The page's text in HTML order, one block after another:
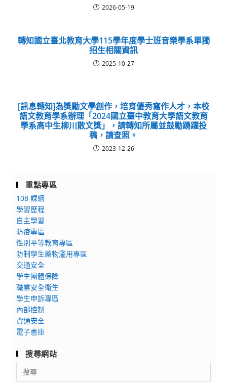
2026-05-19
轉知國立臺北教育大學115學年度學士班音樂學系單獨
招生相關資訊
2025-10-27
[訊息轉知]為獎勵文學創作，培育優秀寫作人才，本校
語文教育學系辦理「2024國立臺中教育大學語文教育
學系高中生柳川散文獎」，請轉知所屬並鼓勵踴躍投
稿，請查照。
2023-12-26
重點專區
108 課綱
學習歷程
自主學習
防疫專區
性別平等教育專區
防制學生藥物濫用專區
交通安全
學生團體保險
職業安全衛生
學生申訴專區
內部控制
資通安全
電子書庫
搜尋網站
Search
for: